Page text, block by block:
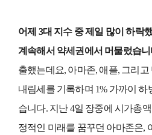
어제 3대 지수 중 제일 많이 하락
계속해서 약세권에서 머물렀습니
출했는데요, 아마존, 애플, 그리고
내림세를 기록하며 1% 가까이 하
습니다. 지난 4일 장중에 시가총
정적인 미래를 꿈꾸던 아마존은,